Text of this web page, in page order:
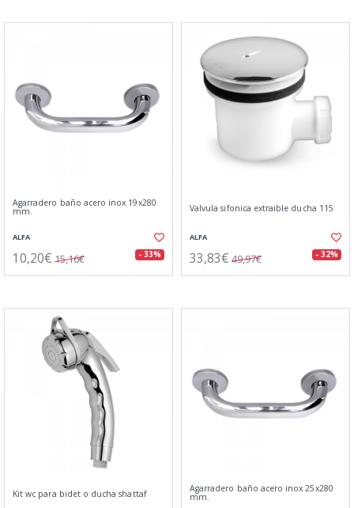
Agarradero baño acero inox 19x280
mm.
ALFA
10,20€ 15,16€ - 33%
Valvula sifonica extraible ducha 115
ALFA
33,83€ 49,97€ - 32%
Kit wc para bidet o ducha shattaf Agarradero baño acero inox 25x280
mm.